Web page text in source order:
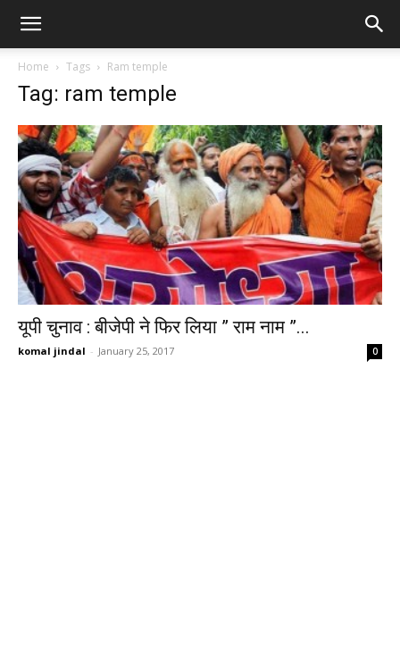
Home Tags Ram temple
Tag: ram temple
यूपी चुनाव : बीजेपी ने फिर लिया ” राम नाम ”...
komal jindal - January 25, 2017 0